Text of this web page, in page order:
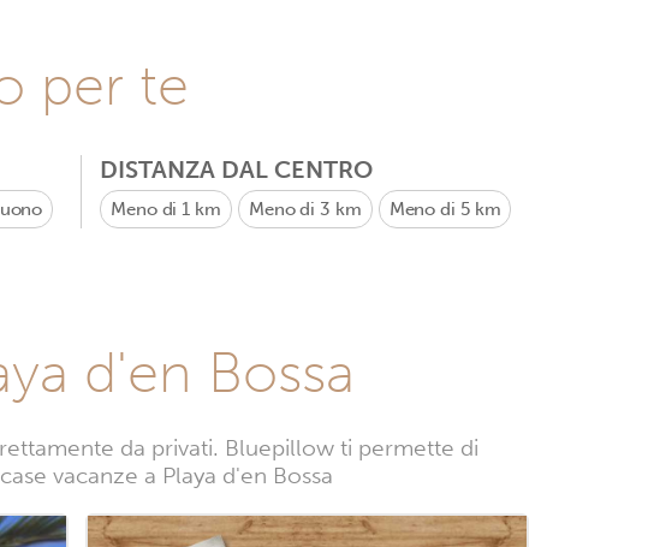
per te
DISTANZA DAL CENTRO
Meno di 1 km Meno di 3 km Meno di 5 km
d'en Bossa
da privati. Bluepillow ti permette di
vacanze a Playa d'en Bossa